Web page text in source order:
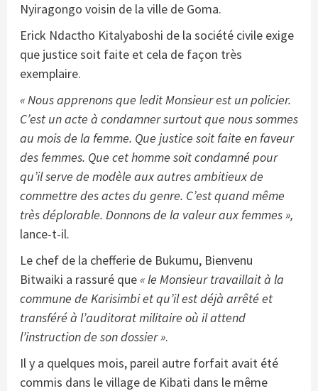
Nyiragongo voisin de la ville de Goma.
Erick Ndactho Kitalyaboshi de la société civile exige
que justice soit faite et cela de façon très
exemplaire.
« Nous apprenons que ledit Monsieur est un policier.
C’est un acte à condamner surtout que nous sommes
au mois de la femme. Que justice soit faite en faveur
des femmes. Que cet homme soit condamné pour
qu’il serve de modèle aux autres ambitieux de
commettre des actes du genre. C’est quand même
très déplorable. Donnons de la valeur aux femmes »,
lance-t-il.
Le chef de la chefferie de Bukumu, Bienvenu
Bitwaiki a rassuré que« le Monsieur travaillait à la
commune de Karisimbi et qu’il est déjà arrêté et
transféré à l’auditorat militaire où il attend
l’instruction de son dossier ».
Il y a quelques mois, pareil autre forfait avait été
commis dans le village de Kibati dans le même